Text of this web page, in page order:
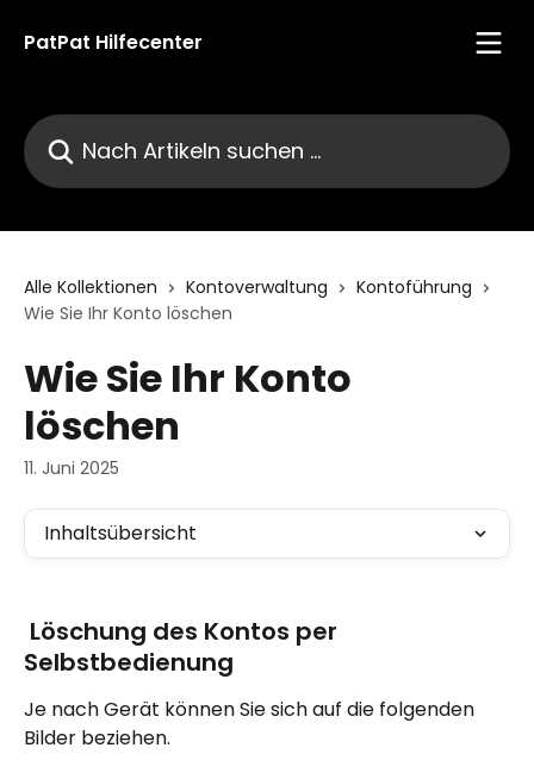
PatPat Hilfecenter
Nach Artikeln suchen …
Alle Kollektionen Kontoverwaltung
Kontoführung
Wie Sie Ihr Konto löschen
Wie Sie Ihr Konto
löschen
11. Juni 2025
Inhaltsübersicht
Selbstbedienung
Je nach Gerät können Sie sich auf die folgenden
Bilder beziehen.